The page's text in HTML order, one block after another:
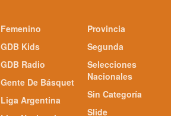
Femenino
GDB Kids
GDB Radio
Gente De Básquet
Liga Argentina
Provincia
Segunda
Selecciones
Nacionales
Sin Categoría
Slide